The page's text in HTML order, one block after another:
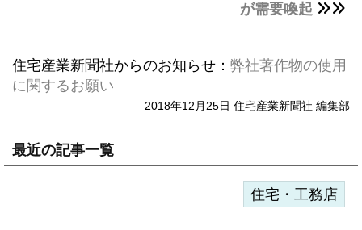
が需要喚起
住宅産業新聞社からのお知らせ： 弊社著作物の使用
に関するお願い
2018年12月25日 住宅産業新聞社 編集部
最近の記事一覧
住宅・工務店